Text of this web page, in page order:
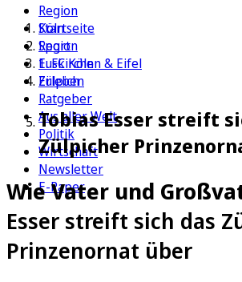
Region
Köln
Sport
1. FC Köln
Erleben
Ratgeber
Aus aller Welt
Politik
Wirtschaft
Newsletter
E-Paper
Startseite
Region
Euskirchen & Eifel
Zülpich
Tobias Esser streift
Zülpicher
Wie Vater und
Esser streift sich das
Prinzenornat über